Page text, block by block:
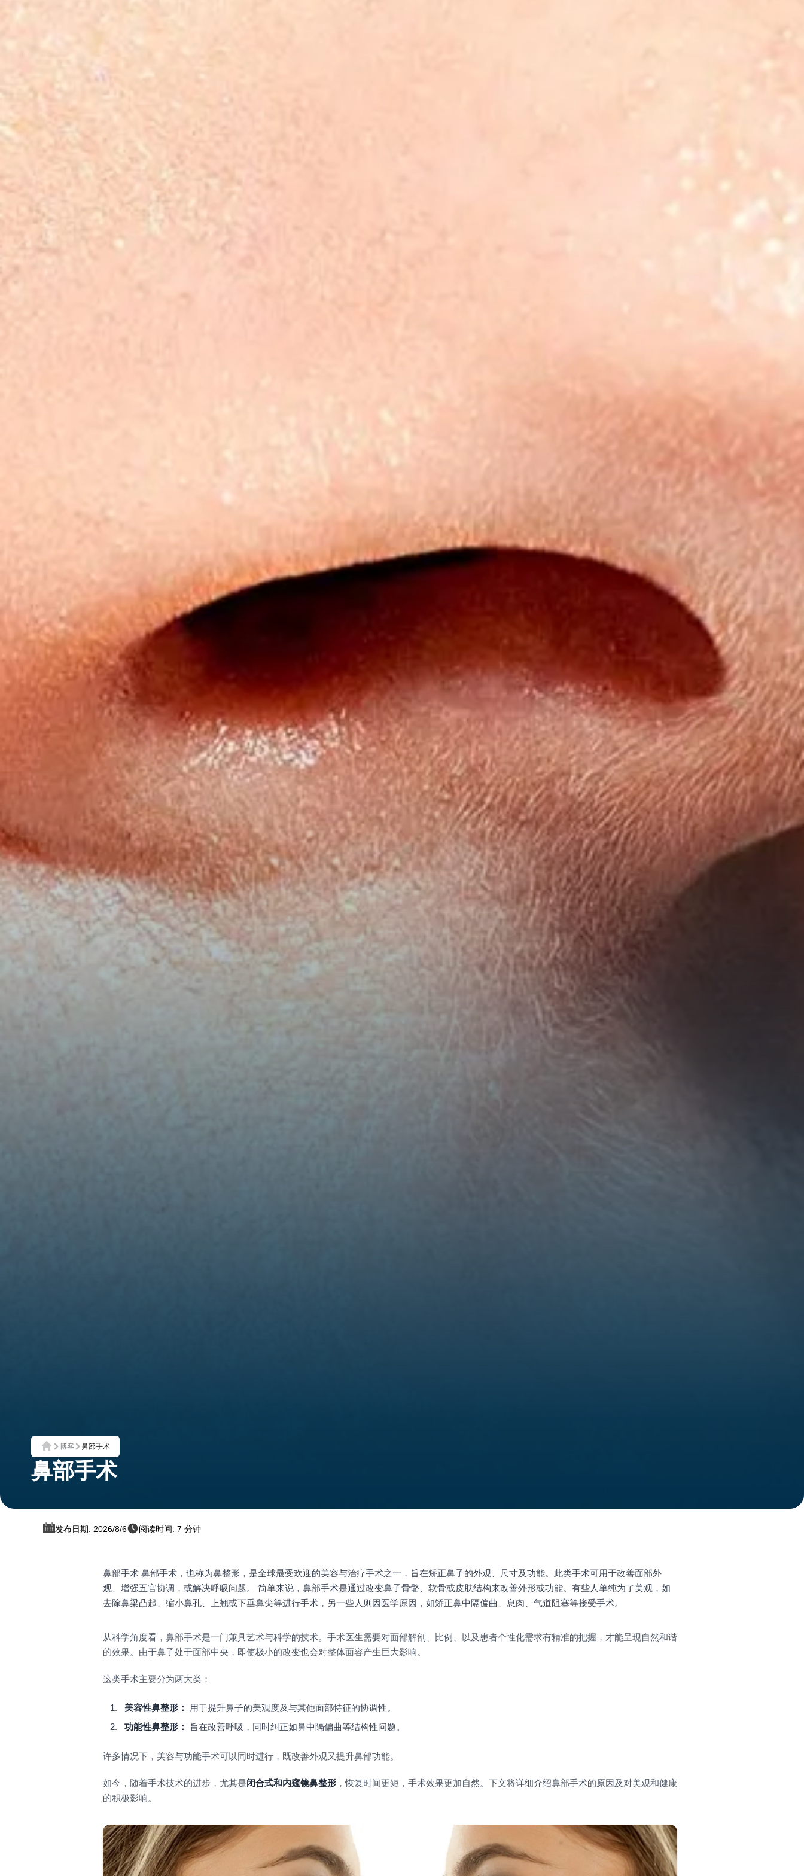
首页
博客 鼻部手术
鼻部手术
发布日期: 2026/8/6 阅读时间: 7 分钟
鼻部手术 鼻部手术，也称为鼻整形，是全球最受欢迎的美容与治疗手术之一，旨在矫正鼻子的外观、尺寸及功能。此类手术可用于改善面部外
观、增强五官协调，或解决呼吸问题。 简单来说，鼻部手术是通过改变鼻子骨骼、软骨或皮肤结构来改善外形或功能。有些人单纯为了美观，如
去除鼻梁凸起、缩小鼻孔、上翘或下垂鼻尖等进行手术，另一些人则因医学原因，如矫正鼻中隔偏曲、息肉、气道阻塞等接受手术。
从科学角度看，鼻部手术是一门兼具艺术与科学的技术。手术医生需要对面部解剖、比例、以及患者个性化需求有精准的把握，才能呈现自然和谐
的效果。由于鼻子处于面部中央，即使极小的改变也会对整体面容产生巨大影响。
这类手术主要分为两大类：
美容性鼻整形：
用于提升鼻子的美观度及与其他面部特征的协调性。
功能性鼻整形：
旨在改善呼吸，同时纠正如鼻中隔偏曲等结构性问题。
许多情况下，美容与功能手术可以同时进行，既改善外观又提升鼻部功能。
如今，随着手术技术的进步，尤其是闭合式和内窥镜鼻整形 ，恢复时间更短，手术效果更加自然。下文将详细介绍鼻部手术的原因及对美观和健康
的积极影响。